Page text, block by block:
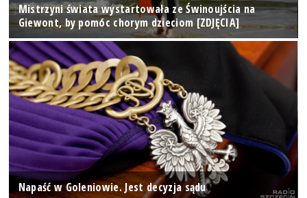
Mistrzyni świata wystartowała ze Świnoujścia na
Giewont, by pomóc chorym dzieciom [ZDJĘCIA]
Napaść w Goleniowie. Jest decyzja sądu